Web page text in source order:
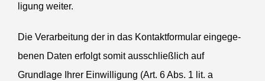
ligung weiter.
Die Verar­beitung der in das Kontakt­for­mular einge­ge­
benen Daten erfolgt somit ausschließlich auf
Grundlage Ihrer Einwil­ligung (Art. 6 Abs. 1 lit. a